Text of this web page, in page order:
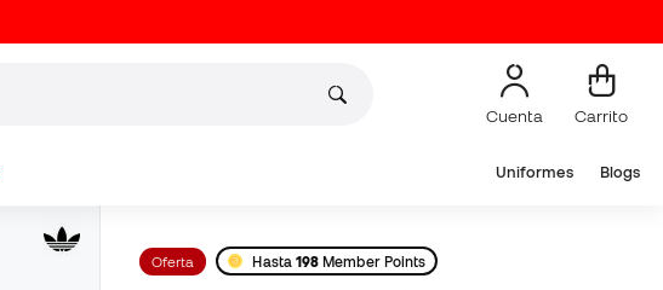
Cuenta Carrito
Uniformes Blogs
Oferta Hasta 198 Member Points